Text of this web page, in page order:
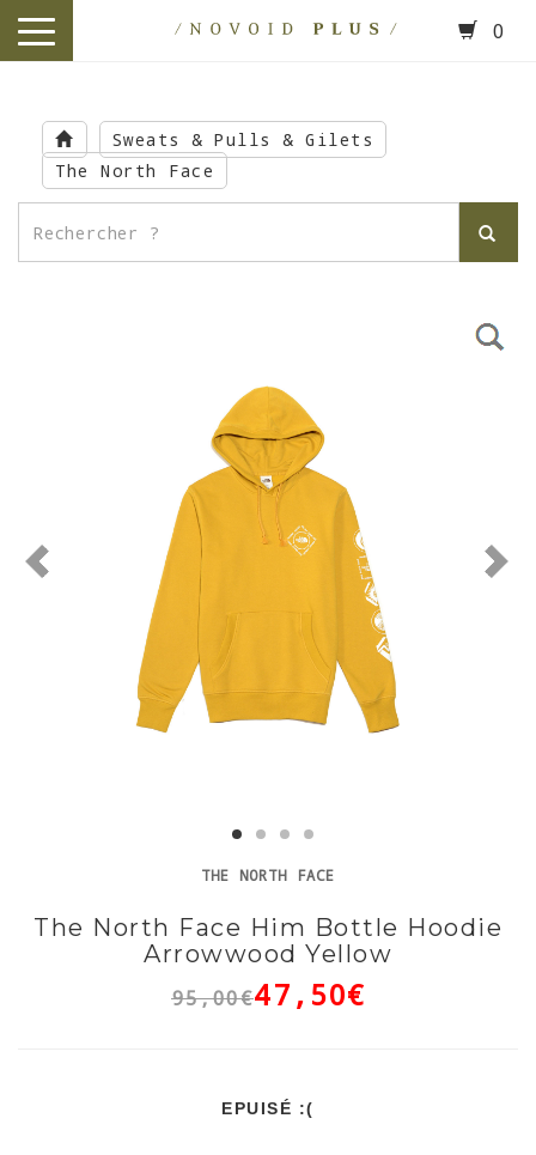
main
content
toggle
0
Sweats & Pulls & Gilets
The North Face
THE NORTH FACE
The North Face Him Bottle Hoodie
Arrowwood Yellow
95,00€47,50€
EPUISÉ :(